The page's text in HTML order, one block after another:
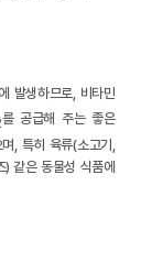
발생하므로, 비타민
를 공급해 주는 좋은
, 특히 육류(소고기,
같은 동물성 식품에